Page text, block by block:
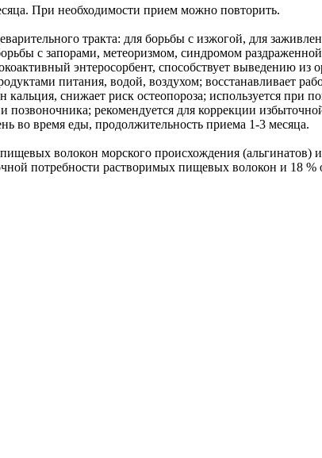
При необходимости прием можно повторить.
тракта: для борьбы с изжогой, для
с запорами, метеоризмом, синдромом
энтеросорбент, способствует выведению
питания, водой, воздухом; восстанавливает
кальция, снижает риск остеопороза; используется при
рекомендуется для коррекции
во время еды, продолжительность приема 1-3 месяца.
волокон морского происхождения (альгинатов)
потребности растворимых пищевых волокон и 18